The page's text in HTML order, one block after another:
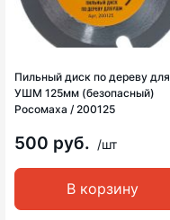
Пильный диск по дереву для
УШМ 125мм (безопасный)
Росомаха / 200125
500 руб. /шт
В корзину